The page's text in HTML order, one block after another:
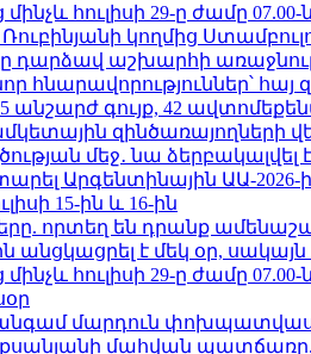
մինչև հուլիսի 29-ը ժամը 07.00-ն
կողմից
աշխարհի
հնարավորություններ՝
գույք, 42
զինծառայողների
մեջ․ նա ձերբակալվել է
Արգենտինային ԱԱ-2026-
15-ին և 16-ին
որտեղ են դրանք
է մեկ օր, սակայն
մինչև հուլիսի 29-ը ժամը 07.00-ն
մարդուն
մահվան